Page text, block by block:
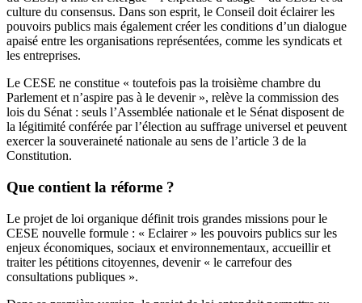
culture du consensus. Dans son esprit, le Conseil doit éclairer les
pouvoirs publics mais également créer les conditions d’un dialogue
apaisé entre les organisations représentées, comme les syndicats et
les entreprises.
Le CESE ne constitue « toutefois pas la troisième chambre du
Parlement et n’aspire pas à le devenir », relève la commission des
lois du Sénat : seuls l’Assemblée nationale et le Sénat disposent de
la légitimité conférée par l’élection au suffrage universel et peuvent
exercer la souveraineté nationale au sens de l’article 3 de la
Constitution.
Que contient la réforme ?
Le projet de loi organique définit trois grandes missions pour le
CESE nouvelle formule : « Eclairer » les pouvoirs publics sur les
enjeux économiques, sociaux et environnementaux, accueillir et
traiter les pétitions citoyennes, devenir « le carrefour des
consultations publiques ».